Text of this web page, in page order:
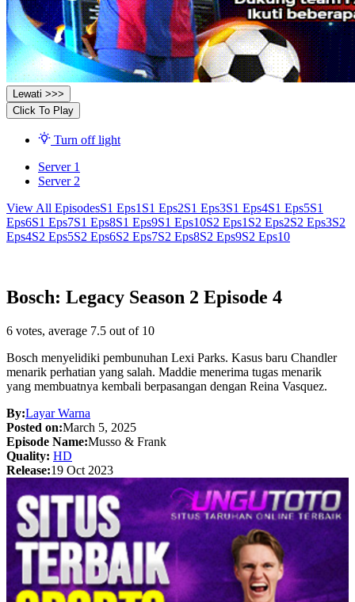
Lewati >>>
Click To Play
Turn off light
Server 1
Server 2
View All EpisodesS1 Eps1 S1 Eps2S1 Eps3S1 Eps4S1 Eps5S1
Eps6S1 Eps7S1 Eps8S1 Eps9S1 Eps10S2 Eps1 S2 Eps2S2 Eps3S2
Eps4S2 Eps5S2 Eps6S2 Eps7S2 Eps8S2 Eps9S2 Eps10
Bosch: Legacy Season 2 Episode 4
6 votes, average 7.5 out of 10
Bosch menyelidiki pembunuhan Lexi Parks. Kasus baru Chandler
menarik perhatian yang salah. Maddie menerima tugas menarik
yang membuatnya kembali berpasangan dengan Reina Vasquez.
By:Layar Warna
Posted on:March 5, 2025
Episode Name:Musso & Frank
Quality: HD
Release:19 Oct 2023